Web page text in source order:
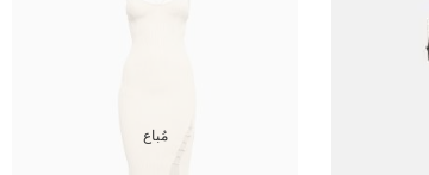
مُباع